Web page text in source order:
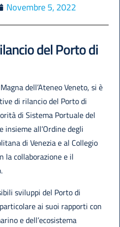
Novembre 5, 2022
del Porto di
dell’Ateneo Veneto, si è
di rilancio del Porto di
di Sistema Portuale del
all’Ordine degli
di Venezia e al Collegio
la collaborazione e il
sviluppi del Porto di
ai suoi rapporti con
e dell’ecosistema